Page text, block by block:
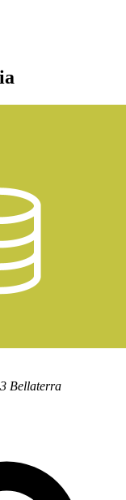
Bellaterra